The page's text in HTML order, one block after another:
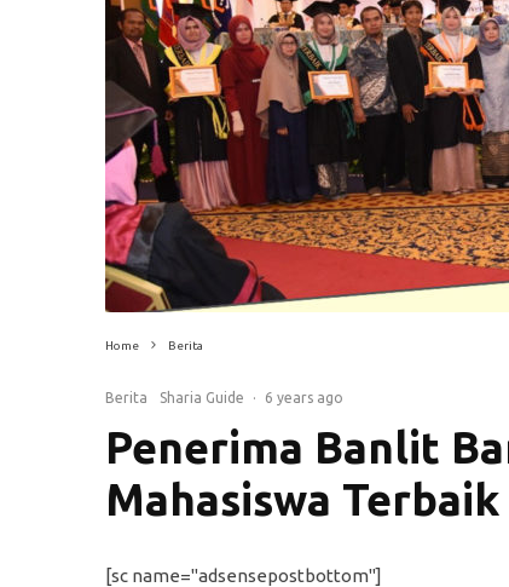
Home Berita
Berita Sharia Guide · 6 years ago
Penerima Banlit
Mahasiswa
[sc name="adsensepostbottom"]